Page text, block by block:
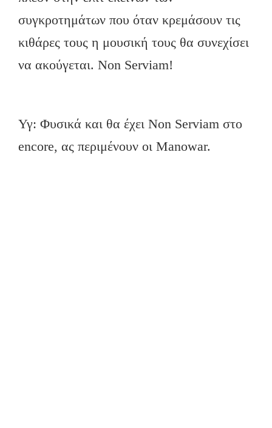
συγκροτημάτων που όταν κρεμάσουν τις
κιθάρες τους η μουσική τους θα συνεχίσει
να ακούγεται. Non Serviam!
Υγ: Φυσικά και θα έχει Non Serviam στο
encore, ας περιμένουν οι Manowar.